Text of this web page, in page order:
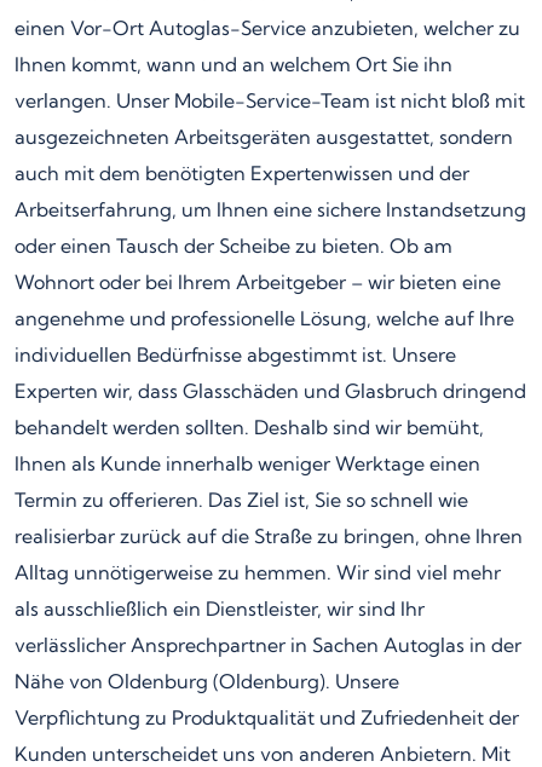
einen Vor-Ort Autoglas-Service anzubieten, welcher zu
Ihnen kommt, wann und an welchem Ort Sie ihn
verlangen. Unser Mobile-Service-Team ist nicht bloß mit
ausgezeichneten Arbeitsgeräten ausgestattet, sondern
auch mit dem benötigten Expertenwissen und der
Arbeitserfahrung, um Ihnen eine sichere Instandsetzung
oder einen Tausch der Scheibe zu bieten. Ob am
Wohnort oder bei Ihrem Arbeitgeber – wir bieten eine
angenehme und professionelle Lösung, welche auf Ihre
individuellen Bedürfnisse abgestimmt ist. Unsere
Experten wir, dass Glasschäden und Glasbruch dringend
behandelt werden sollten. Deshalb sind wir bemüht,
Ihnen als Kunde innerhalb weniger Werktage einen
Termin zu offerieren. Das Ziel ist, Sie so schnell wie
realisierbar zurück auf die Straße zu bringen, ohne Ihren
Alltag unnötigerweise zu hemmen. Wir sind viel mehr
als ausschließlich ein Dienstleister, wir sind Ihr
verlässlicher Ansprechpartner in Sachen Autoglas in der
Nähe von Oldenburg (Oldenburg). Unsere
Verpflichtung zu Produktqualität und Zufriedenheit der
Kunden unterscheidet uns von anderen Anbietern. Mit